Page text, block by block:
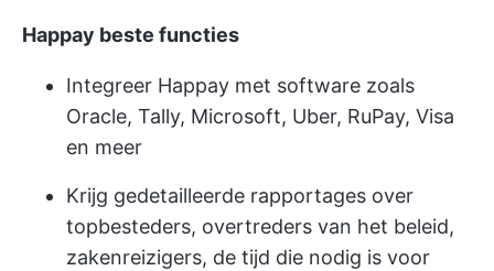
Happay beste functies
Integreer Happay met software zoals
Oracle, Tally, Microsoft, Uber, RuPay, Visa
en meer
Krijg gedetailleerde rapportages over
topbesteders, overtreders van het beleid,
zakenreizigers, de tijd die nodig is voor